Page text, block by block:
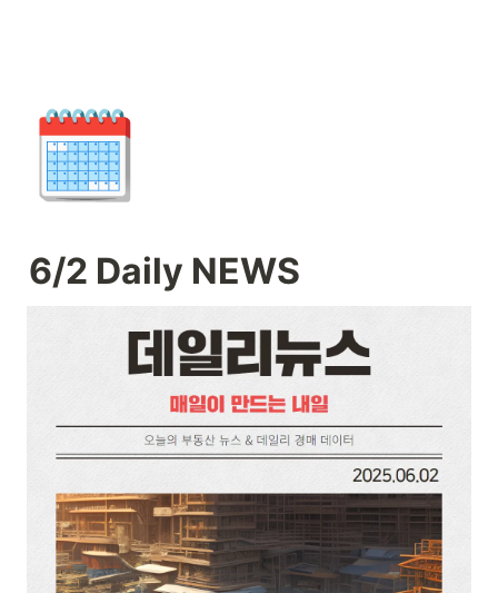
🗓️
6/2 Daily NEWS